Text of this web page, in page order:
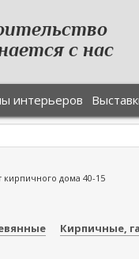
с нас
интерьеров
кирпичного дома 40-15
Кирпичные,